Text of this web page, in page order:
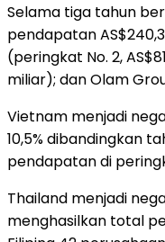
Selama tiga tahun
pendapatan
(peringkat No. 2,
miliar); dan Olam
Vietnam menjadi
10,5% dibandingkan
pendapatan di
Thailand menjadi
menghasilkan total